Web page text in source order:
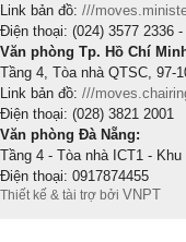
Link bản đồ: ///
Điện thoại: (024) 3577 2336
Văn phòng Tp. Hồ Chí
Tầng 4, Tòa nhà QTSC, 97-
Link bản đồ: ///
Điện thoại: (028) 3821 2001
Văn phòng Đà Nẵng:
Tầng 4 - Tòa nhà ICT1 -
Điện thoại: 0917874455
Thiết kế & tài trợ bởi VNPT